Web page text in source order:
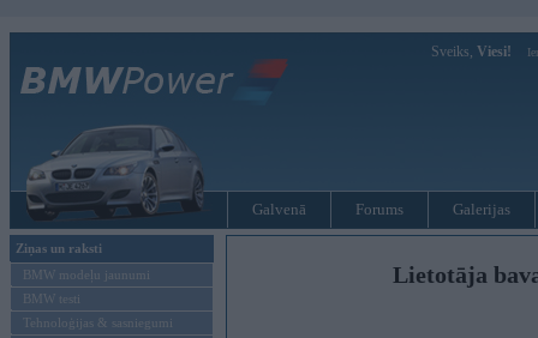
Sveiks, Viesi!
Galvenā Forums Galerijas
Ziņas un raksti
BMW modeļu jaunumi
BMW testi
Tehnoloģijas & sasniegumi
Lietotāja